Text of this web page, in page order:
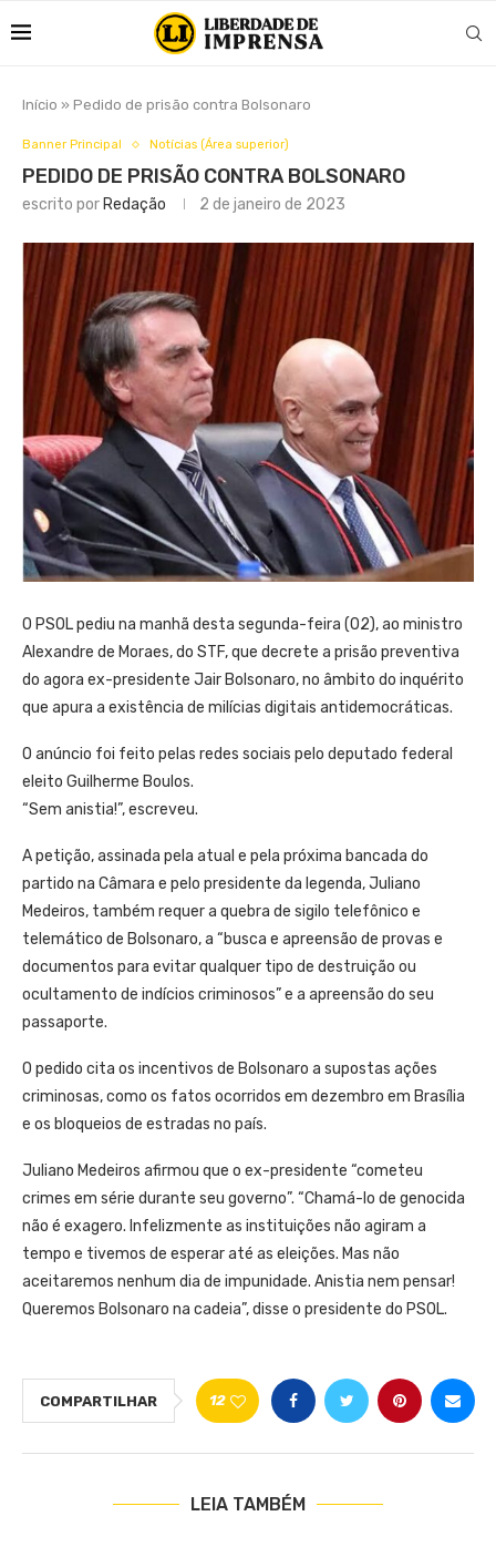
Início » Pedido de prisão contra Bolsonaro
Banner Principal Notícias (Área superior)
PEDIDO DE PRISÃO CONTRA BOLSONARO
escrito por Redação 2 de janeiro de 2023
O PSOL pediu na manhã desta segunda-feira (02), ao ministro
Alexandre de Moraes, do STF, que decrete a prisão preventiva
do agora ex-presidente Jair Bolsonaro, no âmbito do inquérito
que apura a existência de milícias digitais antidemocráticas.
O anúncio foi feito pelas redes sociais pelo deputado federal
eleito Guilherme Boulos.
“Sem anistia!”, escreveu.
A petição, assinada pela atual e pela próxima bancada do
partido na Câmara e pelo presidente da legenda, Juliano
Medeiros, também requer a quebra de sigilo telefônico e
telemático de Bolsonaro, a “busca e apreensão de provas e
documentos para evitar qualquer tipo de destruição ou
ocultamento de indícios criminosos” e a apreensão do seu
passaporte.
O pedido cita os incentivos de Bolsonaro a supostas ações
criminosas, como os fatos ocorridos em dezembro em Brasília
e os bloqueios de estradas no país.
Juliano Medeiros afirmou que o ex-presidente “cometeu
crimes em série durante seu governo”. “Chamá-lo de genocida
não é exagero. Infelizmente as instituições não agiram a
tempo e tivemos de esperar até as eleições. Mas não
aceitaremos nenhum dia de impunidade. Anistia nem pensar!
Queremos Bolsonaro na cadeia”, disse o presidente do PSOL.
COMPARTILHAR 12
LEIA TAMBÉM